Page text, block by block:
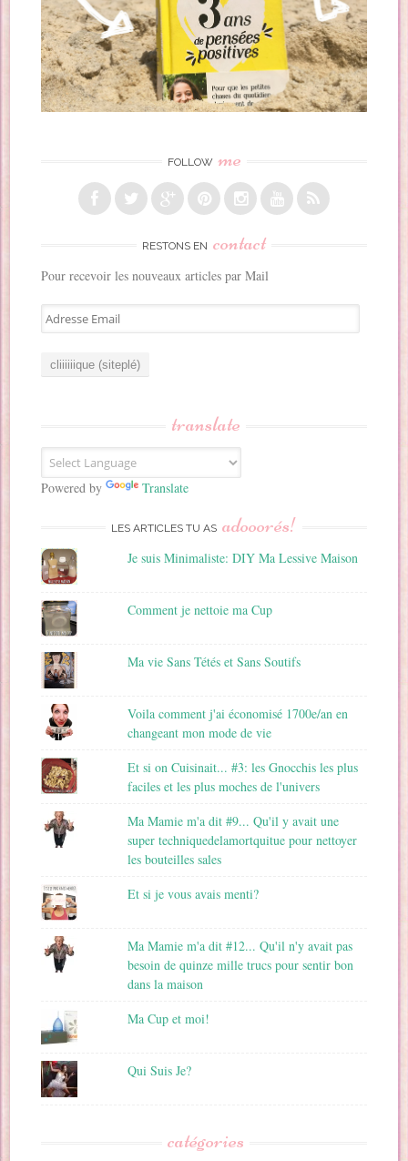
FOLLOW me
RESTONS EN contact
Pour recevoir les nouveaux articles par Mail
A
d
E
m
a
translate
Powered by Translate
LES ARTICLES TU AS adooorés!
Je suis Minimaliste: DIY Ma Lessive Maison
Comment je nettoie ma Cup
Ma vie Sans Tétés et Sans Soutifs
Voila comment j'ai économisé 1700e/an en
changeant mon mode de vie
Et si on Cuisinait... #3: les Gnocchis les plus
faciles et les plus moches de l'univers
Ma Mamie m'a dit #9... Qu'il y avait une
super techniquedelamortquitue pour nettoyer
les bouteilles sales
Et si je vous avais menti?
Ma Mamie m'a dit #12... Qu'il n'y avait pas
besoin de quinze mille trucs pour sentir bon
dans la maison
Ma Cup et moi!
Qui Suis Je?
catégories